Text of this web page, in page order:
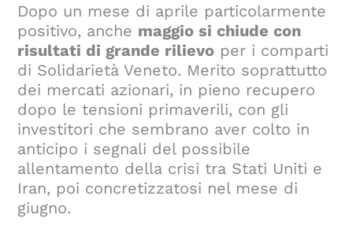
Dopo un mese di aprile particolarmente
positivo, anche maggio si chiude con
risultati di grande rilievo per i comparti
di Solidarietà Veneto. Merito soprattutto
dei mercati azionari, in pieno recupero
dopo le tensioni primaverili, con gli
investitori che sembrano aver colto in
anticipo i segnali del possibile
allentamento della crisi tra Stati Uniti e
Iran, poi concretizzatosi nel mese di
giugno.